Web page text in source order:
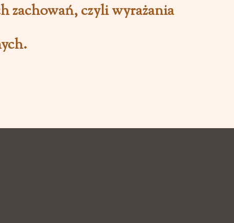
zachowań, czyli wyrażania